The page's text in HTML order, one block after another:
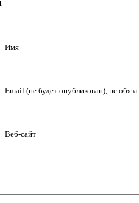
Имя
Email (не будет опубликован), не
Веб-сайт